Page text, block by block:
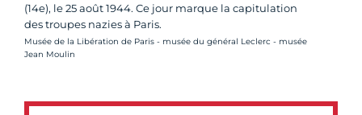
(14e), le 25 août 1944. Ce jour marque la capitulation
des troupes nazies à Paris.
Crédit photo :
Musée de la Libération de Paris - musée du général Leclerc - musée
Jean Moulin